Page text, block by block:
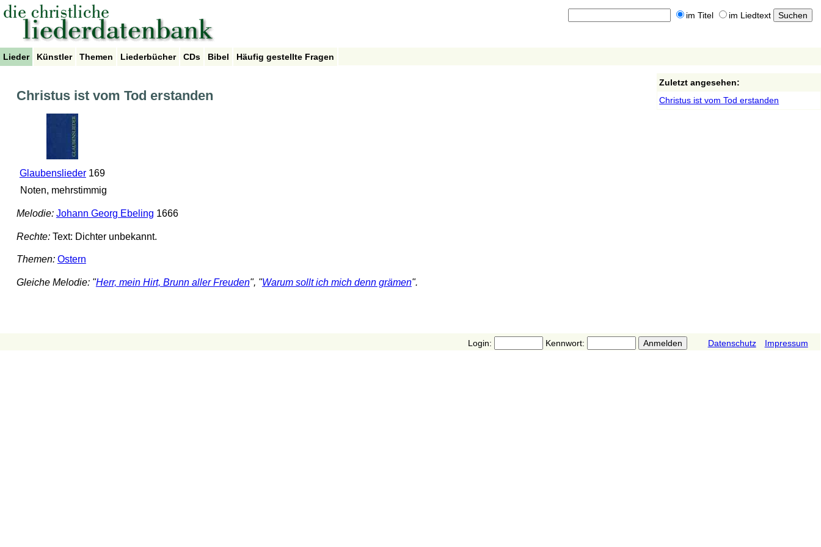
im Titel im Liedtext
Lieder Künstler Themen Liederbücher CDs Bibel Häufig gestellte Fragen
Christus ist vom Tod erstanden
Glaubenslieder169
Noten, mehrstimmig
Melodie: Johann Georg Ebeling 1666
Rechte:Text: Dichter unbekannt.
Themen: Ostern
Gleiche Melodie: "Herr, mein Hirt, Brunn aller Freuden", "Warum sollt ich mich denn grämen".
Zuletzt angesehen:
Christus ist vom Tod erstanden
Login: Kennwort: Datenschutz Impressum